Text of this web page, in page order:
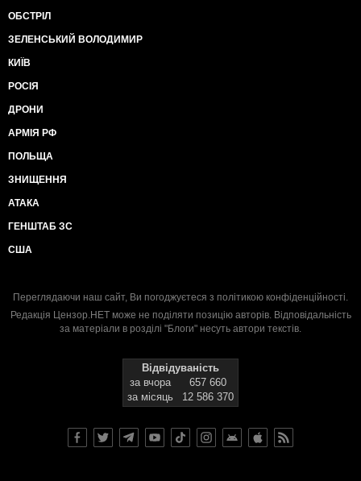
ОБСТРІЛ
ЗЕЛЕНСЬКИЙ ВОЛОДИМИР
КИЇВ
РОСІЯ
ДРОНИ
АРМІЯ РФ
ПОЛЬЩА
ЗНИЩЕННЯ
АТАКА
ГЕНШТАБ ЗС
США
Переглядаючи наш сайт, Ви погоджуєтеся з політикою конфіденційності.
Редакція Цензор.НЕТ може не поділяти позицію авторів. Відповідальність
за матеріали в розділі "Блоги" несуть автори текстів.
Відвідуваність
за вчора
657 660
за місяць
12 586 370